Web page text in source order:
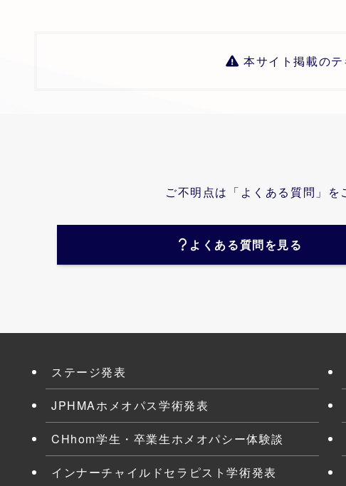
本サイト掲載の
ご不明点は「よくある質問」
よくある質問を見る
ステージ発表
JPHMAホメオパス学術発表
CHhom学生・卒業生ホメオパシー体験談
インナーチャイルドセラピスト学術発表